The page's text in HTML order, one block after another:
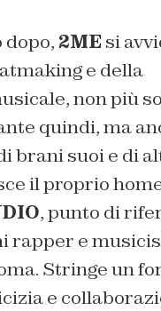
dopo, 2ME si
e della
non più
quindi, ma
brani suoi e di
il proprio
, punto di
rapper e
Stringe un
e